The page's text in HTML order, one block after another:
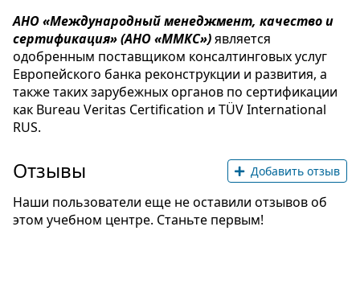
АНО «Международный менеджмент, качество и
сертификация» (АНО «ММКС»)является
одобренным поставщиком консалтинговых услуг
Европейского банка реконструкции и развития, а
также таких зарубежных органов по сертификации
как Bureau Veritas Certification и TÜV International
RUS.
Отзывы Добавить отзыв
Наши пользователи еще не оставили отзывов об
этом учебном центре. Станьте первым!